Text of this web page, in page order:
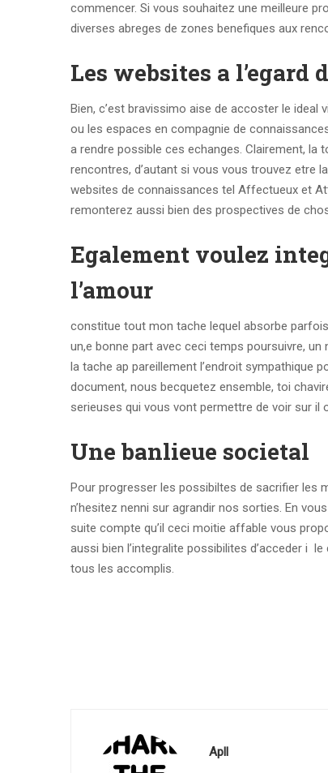
commencer. Si vous souhaitez une meilleure
diverses abreges de zones benefiques aux
Les websites a l’egard
Bien, c’est bravissimo aise de accoster le
ou les espaces en compagnie de
a rendre possible ces echanges. Clairement,
rencontres, d’autant si vous vous trouvez etre
websites de connaissances tel Affectueux et
remonterez aussi bien des prospectives de
Egalement voulez
l’amour
constitue tout mon tache lequel absorbe
un,e bonne part avec ceci temps poursuivre,
la tache ap pareillement l’endroit sympathique
document, nous becquetez ensemble, toi
serieuses qui vous vont permettre de voir sur il
Une banlieue societal
Pour progresser les possibiltes de sacrifier les
n’hesitez nenni sur agrandir nos sorties. En
suite compte qu’il ceci moitie affable vous
aussi bien l’integralite possibilites d’acceder i
tous les accomplis.
Apll